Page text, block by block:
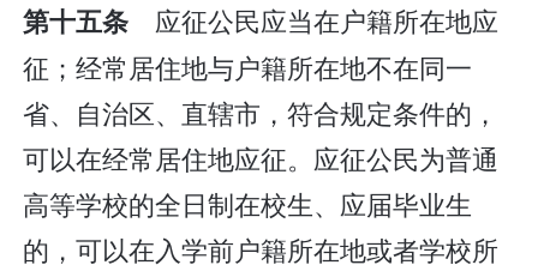
第十五条 应征公民应当在户籍所在地应
征；经常居住地与户籍所在地不在同一
省、自治区、直辖市，符合规定条件的，
可以在经常居住地应征。应征公民为普通
高等学校的全日制在校生、应届毕业生
的，可以在入学前户籍所在地或者学校所